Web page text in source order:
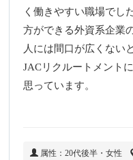
く働きやすい職場でし
方ができる外資系企業
人には間口が広くない
JACリクルートメント
思っています。
属性：20代後半・女性